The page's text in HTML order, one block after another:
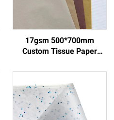
17gsm 500*700mm
Custom Tissue Paper
na Papel para sa
Packaging
Pakikipagtalastasan ng
Regalo damit Kalakal
Tissue Paper